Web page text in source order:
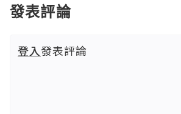
發表評論
登入發表評論